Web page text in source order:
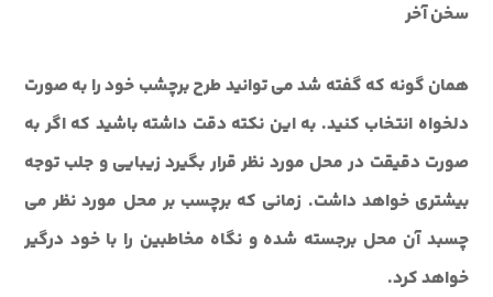
سخن آخر
همان گونه که گفته شد می توانید طرح برچشب خود را به صورت
دلخواه انتخاب کنید. به این نکته دقت داشته باشید که اگر به
صورت دقیقت در محل مورد نظر قرار بگیرد زیبایی و جلب توجه
بیشتری خواهد داشت. زمانی که برچسب بر محل مورد نظر می
چسبد آن محل برجسته شده و نگاه مخاطبین را با خود درگیر
خواهد کرد.